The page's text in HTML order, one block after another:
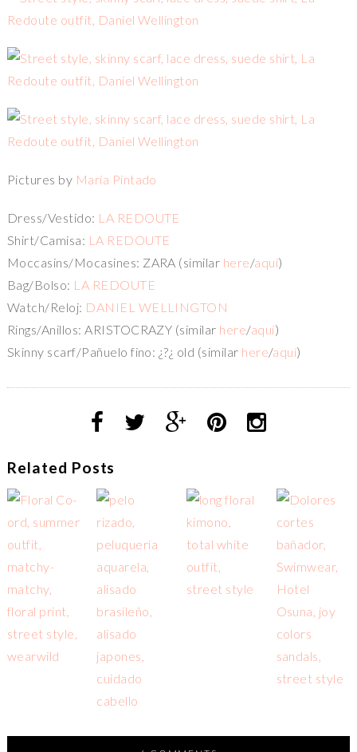
Pictures by María Pintado
Dress/Vestido: LA REDOUTE
Shirt/Camisa: LA REDOUTE
Moccasins/Mocasines: ZARA (similar here/aquí)
Bag/Bolso: LA REDOUTE
Watch/Reloj: DANIEL WELLINGTON
Rings/Anillos: ARISTOCRAZY (similar here/aquí)
Skinny scarf/Pañuelo fino: ¿?¿ old (similar here/aquí)
Related Posts